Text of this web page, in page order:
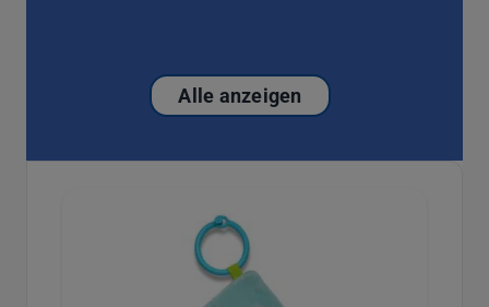
Alle anzeigen